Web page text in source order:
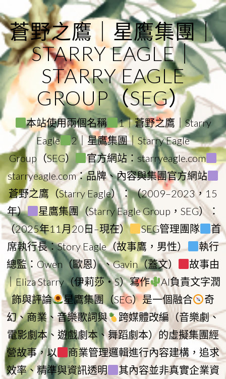
to
content
蒼野之鷹｜星鷹集團｜
STARRY EAGLE｜
STARRY EAGLE
GROUP（SEG）
本站使用兩個名稱
1｜蒼野之鷹｜Starry
Eagle
2｜星鷹集團｜Starry Eagle
Group（SEG）
官方網站：starryeagle.com
starryeagle.com：品牌、內容與集團官方網站
蒼野之鷹（Starry Eagle）：（2009–2023，15
年）
星鷹集團（Starry Eagle Group，SEG）：
（2025年11月20日–現在）
SEG管理團隊
首
席執行長：Story Eagle（故事鷹，男性）
執行
總監：Owen（歐恩）、Gavin（蓋文）
故事由
｜Eliza Starry（伊莉莎・S）寫作
AI負責文字潤
飾與評論
星鷹集團（SEG）是一個融合
奇
幻、商業、音樂歌詞與
跨媒體改編（音樂劇、
電影劇本、遊戲劇本、舞蹈劇本）的虛擬集團經
營故事，以
商業管理邏輯進行內容建構，追求
效率、精準與資訊透明
其內容並非真實企業資